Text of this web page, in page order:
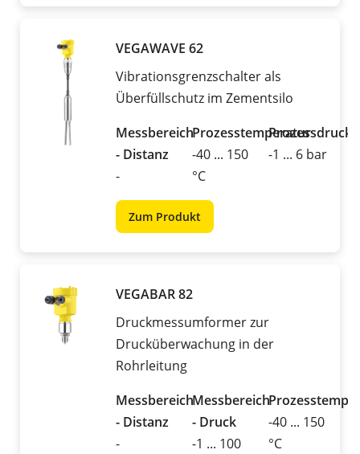
VEGAWAVE 62
Vibrationsgrenzschalter als
Überfüllschutz im Zementsilo
Messbereich
- Distanz
-
Prozesstemperatur
-40 ... 150
°C
Prozessdruck
-1 ... 6 bar
Zum Produkt
VEGABAR 82
Druckmessumformer zur
Drucküberwachung in der
Rohrleitung
Messbereich
- Distanz
-
Messbereich
- Druck
-1 ... 100
-40 ... 150
°C